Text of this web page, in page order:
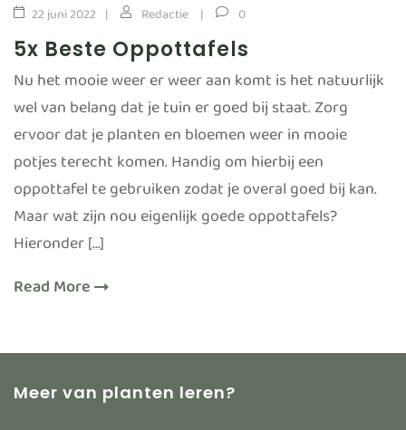
22 juni 2022 Redactie 0
5x Beste Oppottafels
Nu het mooie weer er weer aan komt is het natuurlijk
wel van belang dat je tuin er goed bij staat. Zorg
ervoor dat je planten en bloemen weer in mooie
potjes terecht komen. Handig om hierbij een
oppottafel te gebruiken zodat je overal goed bij kan.
Maar wat zijn nou eigenlijk goede oppottafels?
Hieronder […]
Read More
Meer van planten leren?